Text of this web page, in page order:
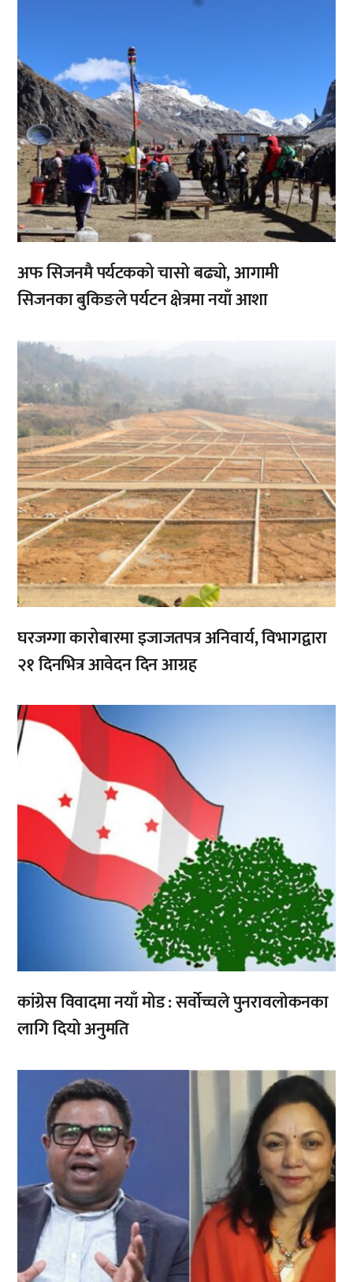
अफ सिजनमै पर्यटकको चासो बढ्यो, आगामी
सिजनका बुकिङले पर्यटन क्षेत्रमा नयाँ आशा
,
घरजग्गा कारोबारमा इजाजतपत्र अनिवार्य, विभागद्वारा
२१ दिनभित्र आवेदन दिन आग्रह
,
कांग्रेस विवादमा नयाँ मोड : सर्वोच्चले पुनरावलोकनका
लागि दियो अनुमति